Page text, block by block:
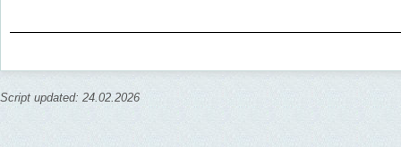
Script updated: 24.02.2026